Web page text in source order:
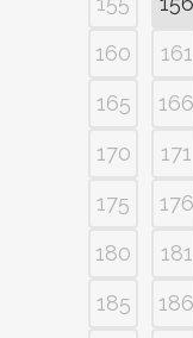
160
161
165
166
170
171
175
176
180
181
185
186